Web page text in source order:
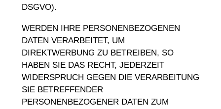
DSGVO).
WERDEN IHRE PERSONENBEZOGENEN
DATEN VERARBEITET, UM
DIREKTWERBUNG ZU BETREIBEN, SO
HABEN SIE DAS RECHT, JEDERZEIT
WIDERSPRUCH GEGEN DIE VERARBEITUNG
SIE BETREFFENDER
PERSONENBEZOGENER DATEN ZUM